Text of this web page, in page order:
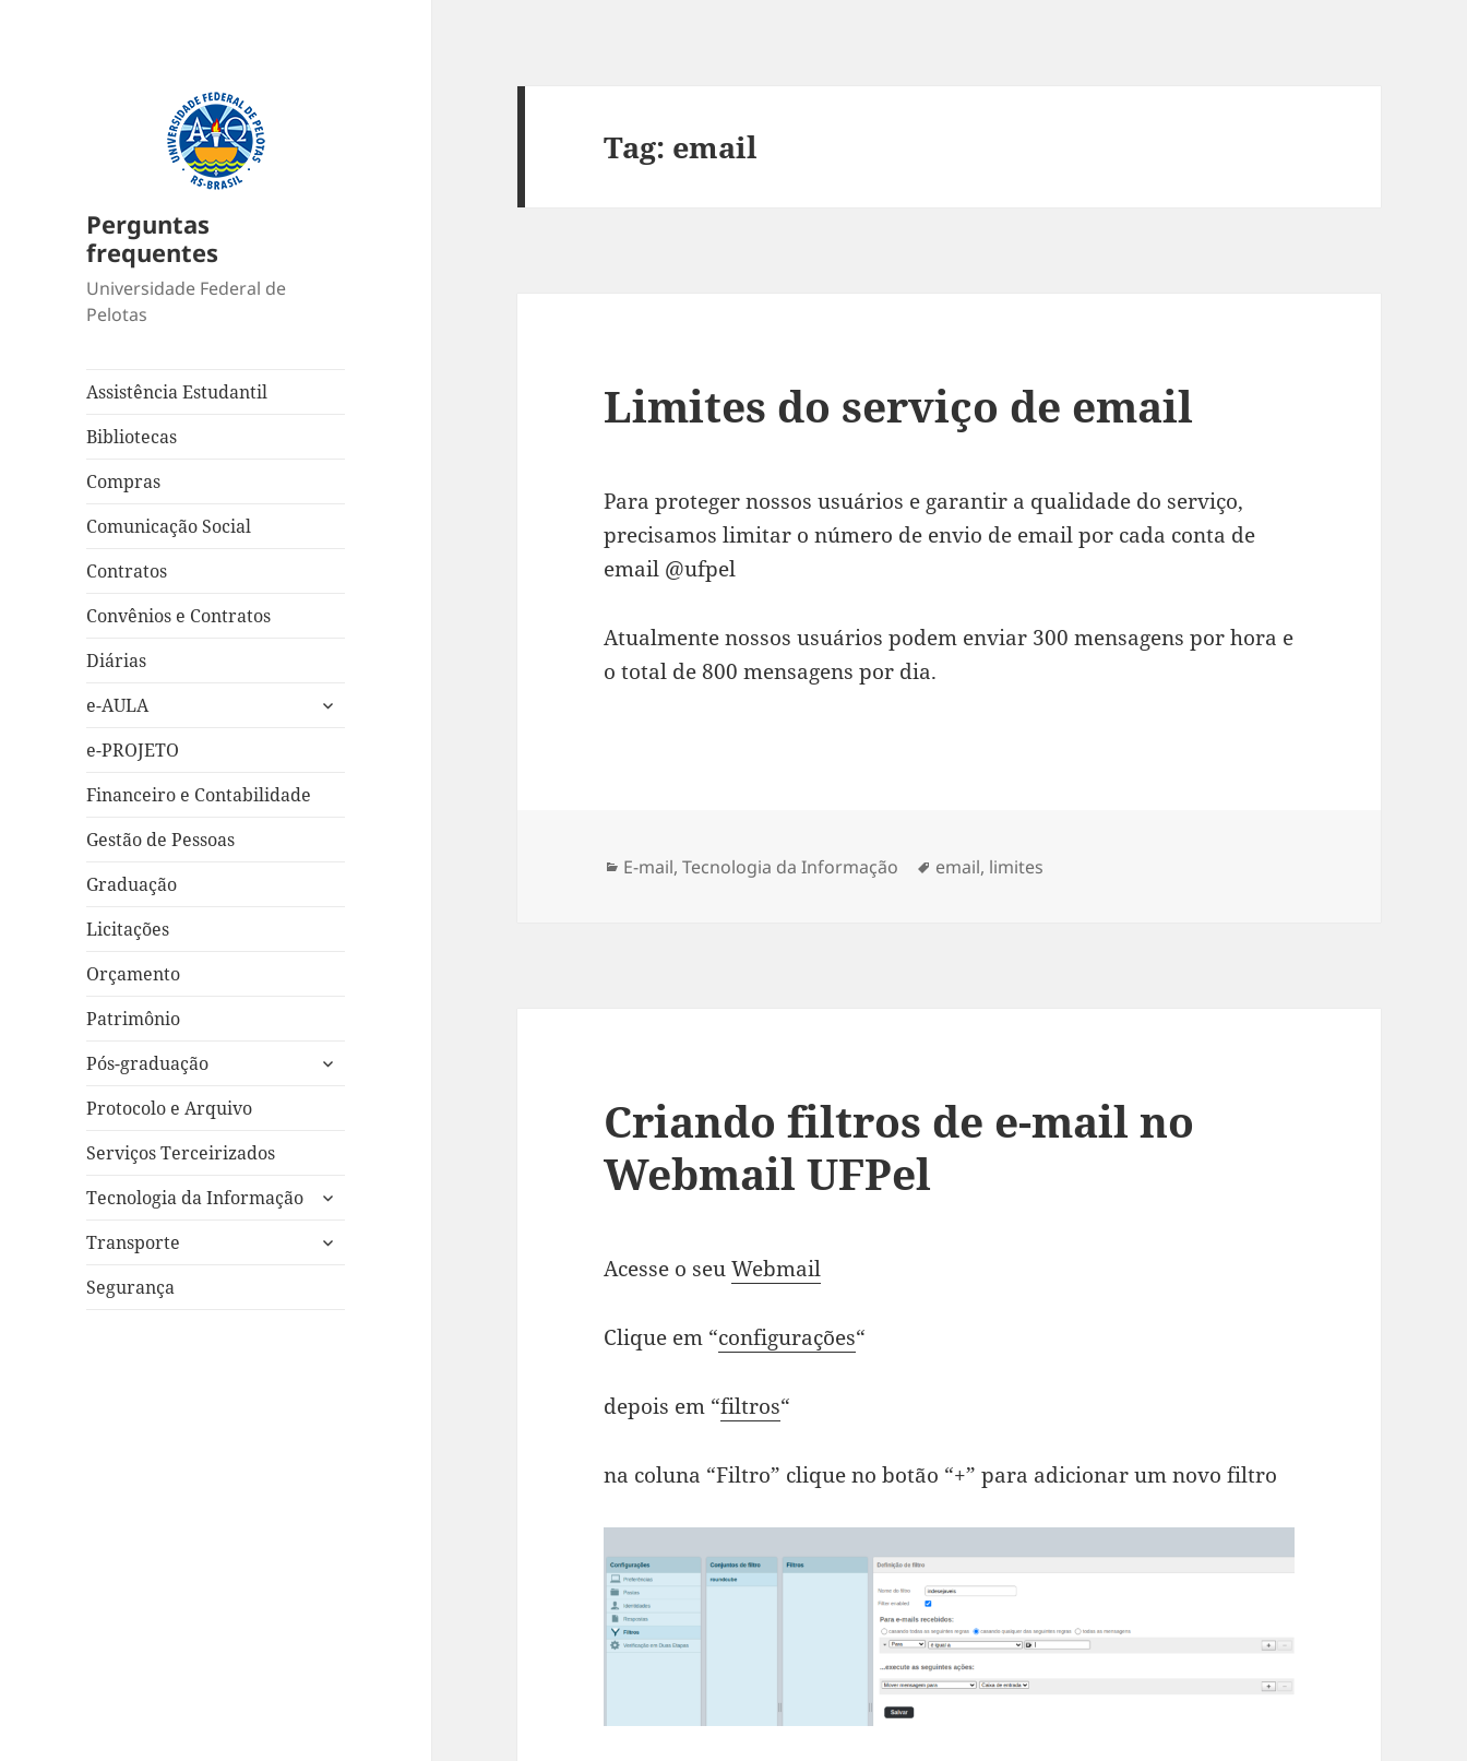
Perguntas
frequentes
Universidade Federal de
Pelotas
Assistência Estudantil
Bibliotecas
Compras
Comunicação Social
Contratos
Convênios e Contratos
Diárias
e-AULA
expandir
e-PROJETO
Financeiro e Contabilidade
Gestão de Pessoas
Graduação
Licitações
Orçamento
Patrimônio
Pós-graduação
expandir
Protocolo e Arquivo
Serviços Terceirizados
Tecnologia da Informação
expandir
Transporte
expandir
Segurança
Tag: email
Limites do serviço de email
Para proteger nossos usuários e garantir a qualidade do serviço,
precisamos limitar o número de envio de email por cada conta de
email @ufpel
Atualmente nossos usuários podem enviar 300 mensagens por hora e
o total de 800 mensagens por dia.
Categorias
E-mail,Tecnologia da Informação Tags
email, limites
Criando filtros de e-mail no
Webmail UFPel
Acesse o seuWebmail
Clique em “configurações“
depois em “filtros“
na coluna “Filtro” clique no botão “+” para adicionar um novo filtro